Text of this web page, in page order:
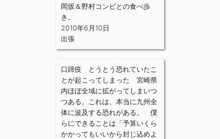
岡坂＆野村コンビとの食べ歩
き。
2010年6月10日
出張
口蹄疫 とうとう恐れていたこ
とが起こってしまった 宮崎県
内ほぼ全域に拡がってしまいつ
つある。これは、本当に九州全
体に波及する恐れがある。 僕
らにできることは「予算いくら
かかってもいいから封じ込めよ